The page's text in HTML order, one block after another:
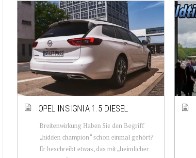
OPEL INSIGNIA 1.5 DIESEL
Breitenwirkung Haben Sie den Begriff
„hidden champion“ schon einmal gehört?
Er beschreibt etwas, das mit „heimlicher